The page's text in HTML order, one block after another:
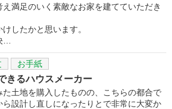
満足のいく素敵なお家を建てていただき
したかと思います。
…
お手紙
きるハウスメーカー
土地を購入したものの、こちらの都合で
ら設計し直しになったりとで非常に大変か